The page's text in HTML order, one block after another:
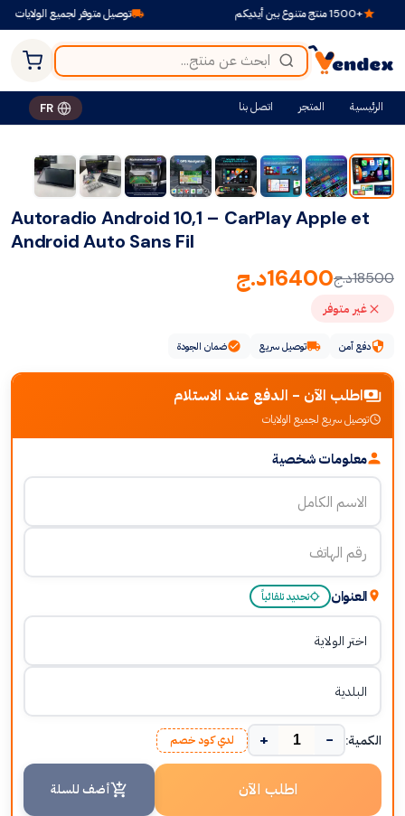
توصيل متوفر لجميع الولايات
الرئيسية المتجر اتصل بنا FR
-11%
Autoradio Android 10,1 – CarPlay Apple et
Android Auto Sans Fil
18500د.ج16400د.ج
غير متوفر
دفع آمن توصيل سريع ضمان الجودة
اطلب الآن - الدفع عند الاستلام
توصيل سريع لجميع الولايات
معلومات شخصية
العنوان تحديد تلقائياً
الكمية: −
+ لدي كود خصم
اطلب الآن أضف للسلة